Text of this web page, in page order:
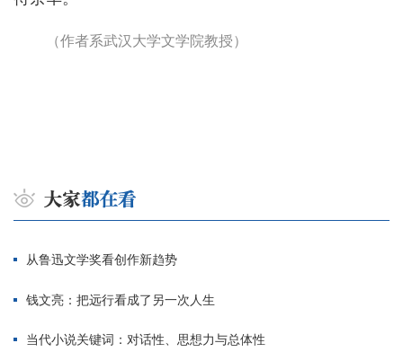
（作者系武汉大学文学院教授）
从鲁迅文学奖看创作新趋势
钱文亮：把远行看成了另一次人生
当代小说关键词：对话性、思想力与总体性